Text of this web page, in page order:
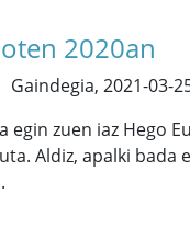
2020an
Gaindegia, 2021-03-
zuen iaz Hego
Aldiz, apalki bada